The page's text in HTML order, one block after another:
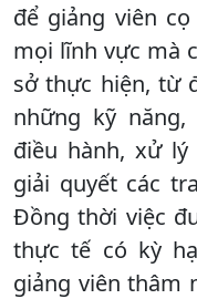
để giảng viên
mọi lĩnh vực mà
sở thực hiện, từ
những kỹ
điều hành, xử
giải quyết các
Đồng thời việc
thực tế có kỳ
giảng viên thâm